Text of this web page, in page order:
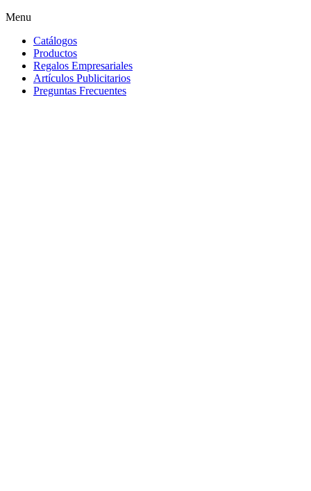
Menu
Catálogos
Productos
Regalos Empresariales
Artículos Publicitarios
Preguntas Frecuentes